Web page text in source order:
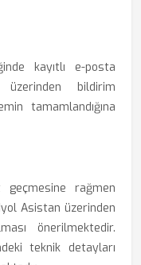
kayıtlı e-posta
bildirim
tamamlandığına
rağmen
Asistan üzerinden
önerilmektedir.
teknik detayları